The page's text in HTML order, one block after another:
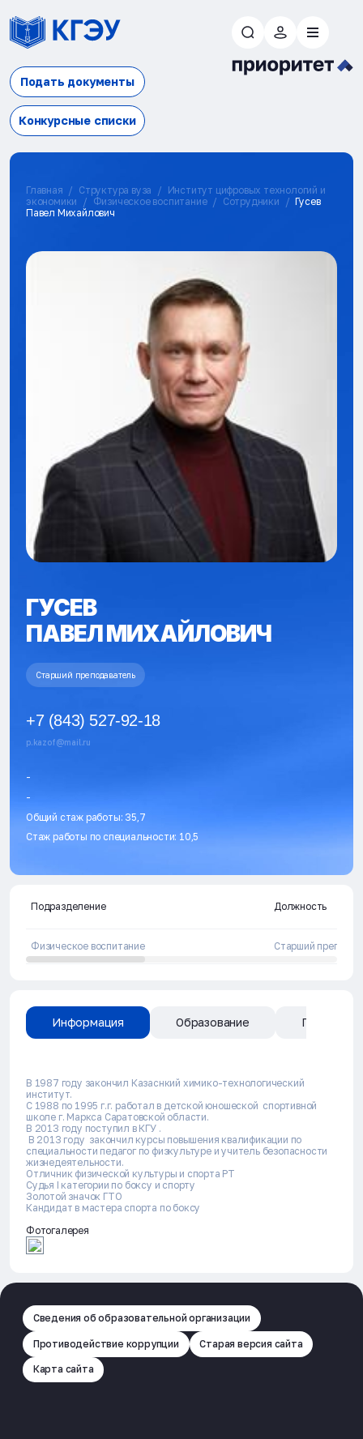
Подать документы
Конкурсные списки
Главная Структура вуза
Институт цифровых технологий и
экономики
Физическое воспитание Сотрудники
Гусев
Павел Михайлович
ГУСЕВ
ПАВЕЛ МИХАЙЛОВИЧ
Старший преподаватель
+7 (843) 527-92-18
p.kazof@mail.ru
-
-
Общий стаж работы: 35,7
Стаж работы по специальности: 10,5
Подразделение Должность
Физическое воспитание Старший
Информация Образование
В 1987 году закончил Казаснкий химико-технологический
институт.
С 1988 по 1995 г.г. работал в детской юношеской спортивной
школе г. Маркса Саратовской области.
В 2013 году поступил в КГУ .
В 2013 году закончил курсы повышения квалификации по
специальности педагог по физкультуре и учитель безопасности
жизнедеятельности.
Отличник физической культуры и спорта РТ
Судья I категории по боксу и спорту
Золотой значок ГТО
Кандидат в мастера спорта по боксу
Фотогалерея
Сведения об образовательной организации
Противодействие коррупции Старая версия сайта
Карта сайта